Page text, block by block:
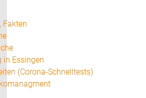
Fakten
in Essingen
(Corona-Schnelltests)